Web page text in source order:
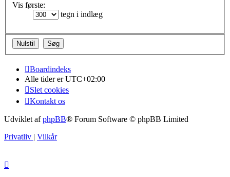
Vis første:
tegn i indlæg
Boardindeks
Alle tider erUTC+02:00
Slet cookies
Kontakt os
Udviklet afphpBB® Forum Software © phpBB Limited
Privatliv | Vilkår